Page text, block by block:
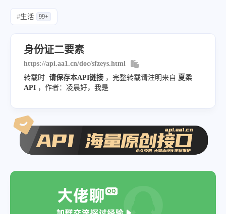
#生活 99+
身份证二要素
https://api.aa1.cn/doc/sfzeys.html
转载时 请保存本API链接 ，完整转载请注明来自 夏柔
API ，作者：凌晨好，我是